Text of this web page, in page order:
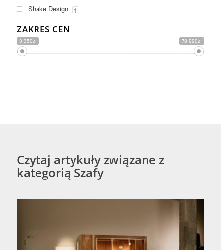
Shake Design 1
ZAKRES CEN
3 350zł 78 990zł
Czytaj artykuły związane z
kategorią Szafy